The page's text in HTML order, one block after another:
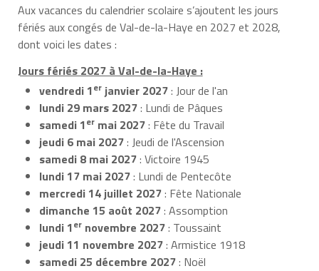
Aux vacances du calendrier scolaire s’ajoutent les jours
fériés aux congés de Val-de-la-Haye en 2027 et 2028,
dont voici les dates :
Jours fériés 2027 à Val-de-la-Haye :
vendredi 1er janvier 2027: Jour de l'an
lundi 29 mars 2027: Lundi de Pâques
samedi 1er mai 2027: Fête du Travail
jeudi 6 mai 2027: Jeudi de l'Ascension
samedi 8 mai 2027: Victoire 1945
lundi 17 mai 2027: Lundi de Pentecôte
mercredi 14 juillet 2027: Fête Nationale
dimanche 15 août 2027: Assomption
lundi 1er novembre 2027: Toussaint
jeudi 11 novembre 2027: Armistice 1918
samedi 25 décembre 2027: Noël